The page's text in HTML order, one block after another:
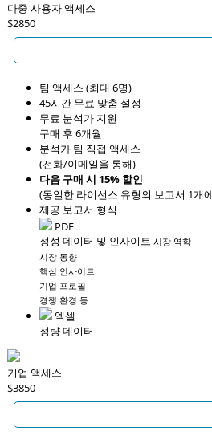
다중 사용자 액세스
$2850
팀 액세스 (최대 6명)
45시간 무료 맞춤 설정
무료 분석가 지원
구매 후 6개월
분석가 팀 직접 액세스
(전화/이메일을 통해)
다음 구매 시 15% 할인
(동일한 라이선스 유형의 보고서 1개
제공 보고서 형식
PDF
정성 데이터 및 인사이트 시장 역학
시장 동향
핵심 인사이트
기업 프로필
경쟁 환경 등
엑셀
정량 데이터
기업 액세스
$3850